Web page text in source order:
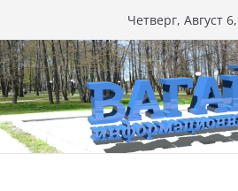
к
содержимому
Четверг, Август